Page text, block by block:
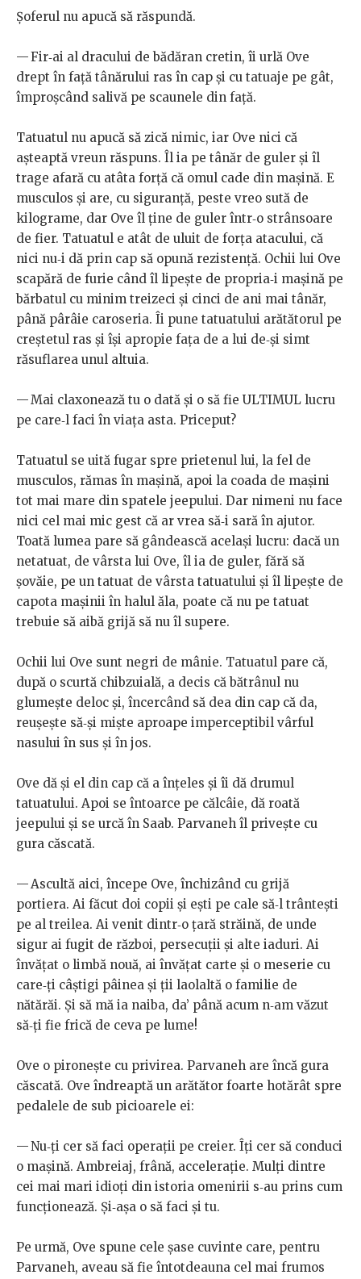
Șoferul nu apucă să răspundă.
— Fir‑ai al dracului de bădăran cretin, îi urlă Ove
drept în față tânărului ras în cap și cu tatuaje pe gât,
împroșcând salivă pe scaunele din față.
Tatuatul nu apucă să zică nimic, iar Ove nici că
așteaptă vreun răspuns. Îl ia pe tânăr de guler și îl
trage afară cu atâta forță că omul cade din mașină. E
musculos și are, cu siguranță, peste vreo sută de
kilograme, dar Ove îl ține de guler într‑o strânsoare
de fier. Tatuatul e atât de uluit de forța atacului, că
nici nu‑i dă prin cap să opună rezistență. Ochii lui Ove
scapără de furie când îl lipește de propria‑i mașină pe
bărbatul cu minim treizeci și cinci de ani mai tânăr,
până pârâie caroseria. Îi pune tatuatului arătătorul pe
creștetul ras și își apropie fața de a lui de‑și simt
răsuflarea unul altuia.
— Mai claxonează tu o dată și o să fie ULTIMUL lucru
pe care‑l faci în viața asta. Priceput?
Tatuatul se uită fugar spre prietenul lui, la fel de
musculos, rămas în mașină, apoi la coada de mașini
tot mai mare din spatele jeepului. Dar nimeni nu face
nici cel mai mic gest că ar vrea să‑i sară în ajutor.
Toată lumea pare să gândească același lucru: dacă un
netatuat, de vârsta lui Ove, îl ia de guler, fără să
șovăie, pe un tatuat de vârsta tatuatului și îl lipește de
capota mașinii în halul ăla, poate că nu pe tatuat
trebuie să aibă grijă să nu îl supere.
Ochii lui Ove sunt negri de mânie. Tatuatul pare că,
după o scurtă chibzuială, a decis că bătrânul nu
glumește deloc și, încercând să dea din cap că da,
reușește să‑și miște aproape imperceptibil vârful
nasului în sus și în jos.
Ove dă și el din cap că a înțeles și îi dă drumul
tatuatului. Apoi se întoarce pe călcâie, dă roată
jeepului și se urcă în Saab. Parvaneh îl privește cu
gura căscată.
— Ascultă aici, începe Ove, închizând cu grijă
portiera. Ai făcut doi copii și ești pe cale să‑l trântești
pe al treilea. Ai venit dintr‑o țară străină, de unde
sigur ai fugit de război, persecuții și alte iaduri. Ai
învățat o limbă nouă, ai învățat carte și o meserie cu
care‑ți câștigi pâinea și ții laolaltă o familie de
nătărăi. Și să mă ia naiba, da’ până acum n‑am văzut
să‑ți fie frică de ceva pe lume!
Ove o pironește cu privirea. Parvaneh are încă gura
căscată. Ove îndreaptă un arătător foarte hotărât spre
pedalele de sub picioarele ei:
— Nu‑ți cer să faci operații pe creier. Îți cer să conduci
o mașină. Ambreiaj, frână, accelerație. Mulți dintre
cei mai mari idioți din istoria omenirii s‑au prins cum
funcționează. Și‑așa o să faci și tu.
Pe urmă, Ove spune cele șase cuvinte care, pentru
Parvaneh, aveau să fie întotdeauna cel mai frumos